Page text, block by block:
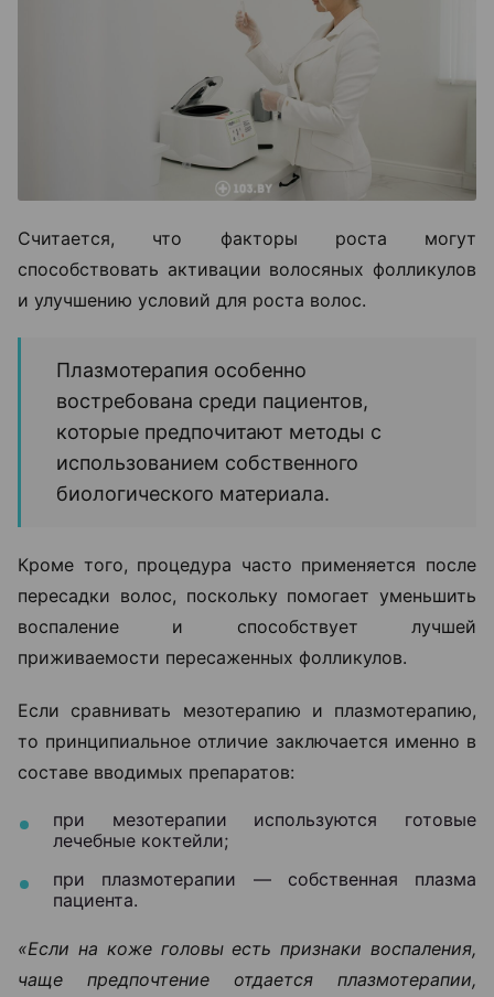
Считается, что факторы роста могут
способствовать активации волосяных фолликулов
и улучшению условий для роста волос.
Плазмотерапия особенно
востребована среди пациентов,
которые предпочитают методы с
использованием собственного
биологического материала.
Кроме того, процедура часто применяется после
пересадки волос, поскольку помогает уменьшить
воспаление и способствует лучшей
приживаемости пересаженных фолликулов.
Если сравнивать мезотерапию и плазмотерапию,
то принципиальное отличие заключается именно в
составе вводимых препаратов:
при мезотерапии используются готовые
лечебные коктейли;
при плазмотерапии — собственная плазма
пациента.
«Если на коже головы есть признаки воспаления,
чаще предпочтение отдается плазмотерапии,